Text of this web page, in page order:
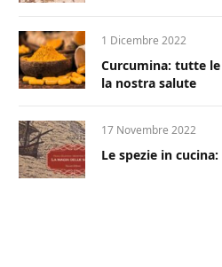
1 Dicembre 2022
Curcumina: tutte
la nostra salute
17 Novembre 2022
Le spezie in